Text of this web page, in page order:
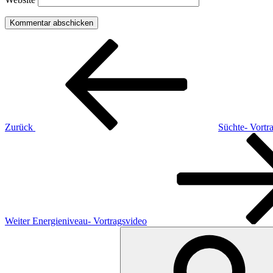
Beitragsnavigation
Zurück
Süchte-
Weiter Energieniveau- Vortragsvideo